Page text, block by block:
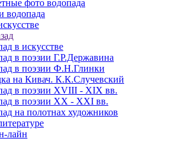
фото водопада
водопада
в искусстве
в поэзии Г.Р.Державина
в поэзии Ф.Н.Глинки
на Кивач. К.К.Случевский
в поэзии XVIII - XIX вв.
в поэзии XX - XXI вв.
на полотнах художников
лайн